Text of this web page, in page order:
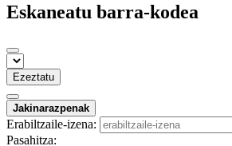
Eskaneatu barra-kodea
Ezeztatu
Jakinarazpenak
Erabiltzaile-izena:
Pasahitza: